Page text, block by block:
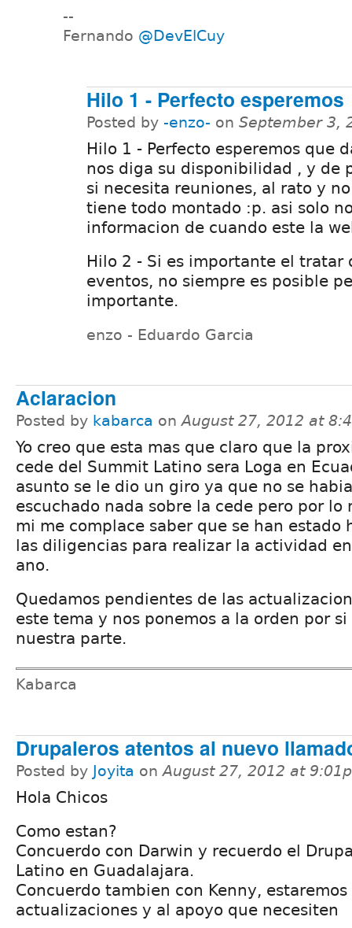
--
Fernando @DevElCuy
Hilo 1 - Perfecto esperemos
Posted by -enzo- on September 3,
Hilo 1 - Perfecto esperemos que
nos diga su disponibilidad , y de
si necesita reuniones, al rato y
tiene todo montado :p. asi solo
informacion de cuando este la
Hilo 2 - Si es importante el tratar
eventos, no siempre es posible
importante.
enzo - Eduardo Garcia
Aclaracion
Posted by kabarca onAugust 27, 2012 at
Yo creo que esta mas que claro que la
cede del Summit Latino sera Loga en
asunto se le dio un giro ya que no se habia
escuchado nada sobre la cede pero por lo
mi me complace saber que se han estado
las diligencias para realizar la actividad
ano.
Quedamos pendientes de las
este tema y nos ponemos a la orden por
nuestra parte.
Kabarca
Drupaleros atentos al nuevo
Posted by Joyita onAugust 27, 2012 at
Hola Chicos
Como estan?
Concuerdo con Darwin y recuerdo el
Latino en Guadalajara.
Concuerdo tambien con Kenny,
actualizaciones y al apoyo que necesiten